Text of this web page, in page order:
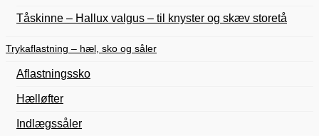
Tåskinne – Hallux valgus – til knyster og skæv storetå
Trykaflastning – hæl, sko og såler
Aflastningssko
Hælløfter
Indlægssåler